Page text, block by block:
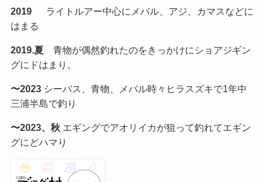
2019ライトルアー中心にメバル、アジ、カマスなどに
はまる
2019.夏青物が偶然釣れたのをきっかけにショアジギン
グにドはまり。
〜2023シーバス、青物、メバル時々ヒラスズキで1年中
三浦半島で釣り
〜2023、秋エギングでアオリイカが狙って釣れてエギン
グにどハマり